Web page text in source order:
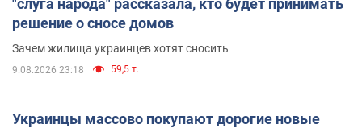
решение о сносе домов
Зачем жилища украинцев хотят сносить
9.08.2026 23:18 59,5 т.
Украинцы массово покупают дорогие новые